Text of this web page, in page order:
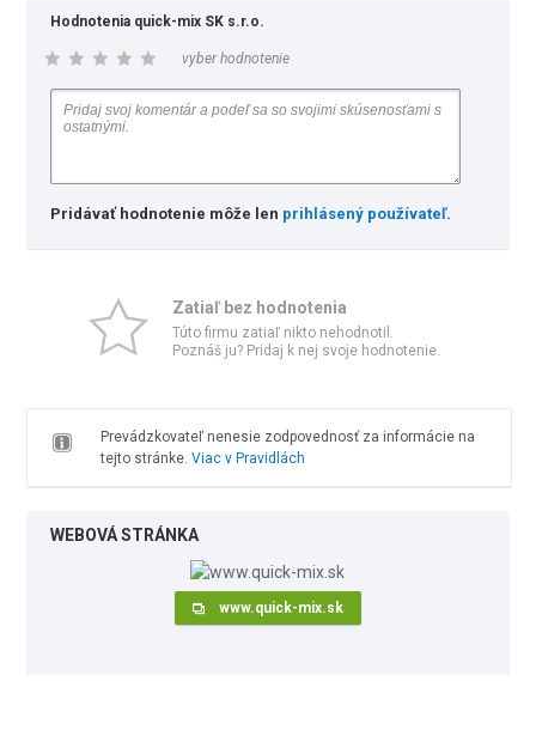
Hodnotenia quick-mix SK s.r.o.
vyber hodnotenie
Pridávať hodnotenie môže len prihlásený používateľ.
Zatiaľ bez hodnotenia
Túto firmu zatiaľ nikto nehodnotil.
Poznáš ju? Pridaj k nej svoje hodnotenie.
Prevádzkovateľ nenesie zodpovednosť za informácie na
tejto stránke. Viac v Pravidlách
WEBOVÁ STRÁNKA
www.quick-mix.sk